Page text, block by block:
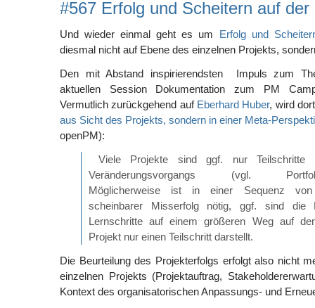
#567 Erfolg und Scheitern auf der
Und wieder einmal geht es um Erfolg und
diesmal nicht auf Ebene des einzelnen Projekts,
Den mit Abstand inspirierendsten Impuls zum
aktuellen Session Dokumentation zum PM
Vermutlich zurückgehend auf Eberhard Huber, wird
aus Sicht des Projekts, sondern in einer Meta-
openPM):
Viele Projekte sind ggf. nur Teilschritte
Veränderungsvorgangs (vgl.
Möglicherweise ist in einer Sequenz
scheinbarer Misserfolg nötig, ggf. sind die
Lernschritte auf einem größeren Weg auf
Projekt nur einen Teilschritt darstellt.
Die Beurteilung des Projekterfolgs erfolgt also nicht
einzelnen Projekts (Projektauftrag,
Kontext des organisatorischen Anpassungs- und